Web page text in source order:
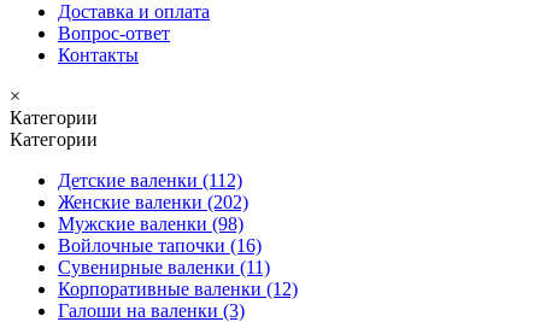
Доставка и оплата
Вопрос-ответ
Контакты
×
Категории
Категории
Детские валенки (112)
Женские валенки (202)
Мужские валенки (98)
Войлочные тапочки (16)
Сувенирные валенки (11)
Корпоративные валенки (12)
Галоши на валенки (3)